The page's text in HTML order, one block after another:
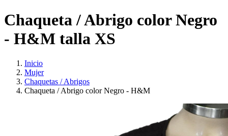
Chaqueta / Abrigo color Negro
- H&M talla XS
Inicio
Mujer
Chaquetas / Abrigos
Chaqueta / Abrigo color Negro - H&M